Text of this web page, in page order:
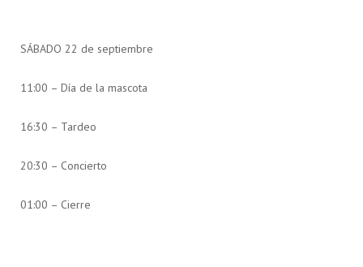
SÁBADO 22 de septiembre
11:00 – Día de la mascota
16:30 – Tardeo
20:30 – Concierto
01:00 – Cierre